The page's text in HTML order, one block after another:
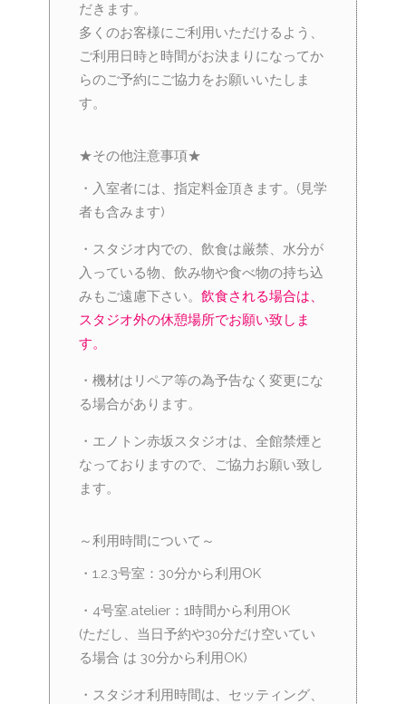
だきます。
多くのお客様にご利用いただけるよう、
ご利用日時と時間がお決まりになってか
らのご予約にご協力をお願いいたしま
す。
★その他注意事項★
・入室者には、指定料金頂きます。(見学
者も含みます)
・スタジオ内での、飲食は厳禁、水分が
入っている物、飲み物や食べ物の持ち込
みもご遠慮下さい。 飲食される場合は、
スタジオ外の休憩場所でお願い致しま
す。
・機材はリペア等の為予告なく変更にな
る場合があります。
・エノトン赤坂スタジオは、全館禁煙と
なっておりますので、ご協力お願い致し
ます。
～利用時間について～
・1.2.3号室：30分から利用OK
・4号室.atelier：1時間から利用OK
(ただし、当日予約や30分だけ空いてい
る場合 は 30分から利用OK)
・スタジオ利用時間は、セッティング、